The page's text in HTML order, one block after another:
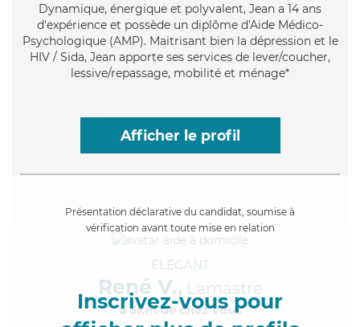
Dynamique, énergique et polyvalent, Jean a 14 ans
d'expérience et possède un diplôme d'Aide Médico-
Psychologique (AMP). Maitrisant bien la dépression et le
HIV / Sida, Jean apporte ses services de lever/coucher,
lessive/repassage, mobilité et ménage*
Afficher le profil
Présentation déclarative du candidat, soumise à
vérification avant toute mise en relation
Inscrivez-vous pour
ÉLÉGANT
René V., Lamastre
à 5km de chez Vous